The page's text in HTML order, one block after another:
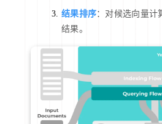
结果排序：对候选向量计
结果。